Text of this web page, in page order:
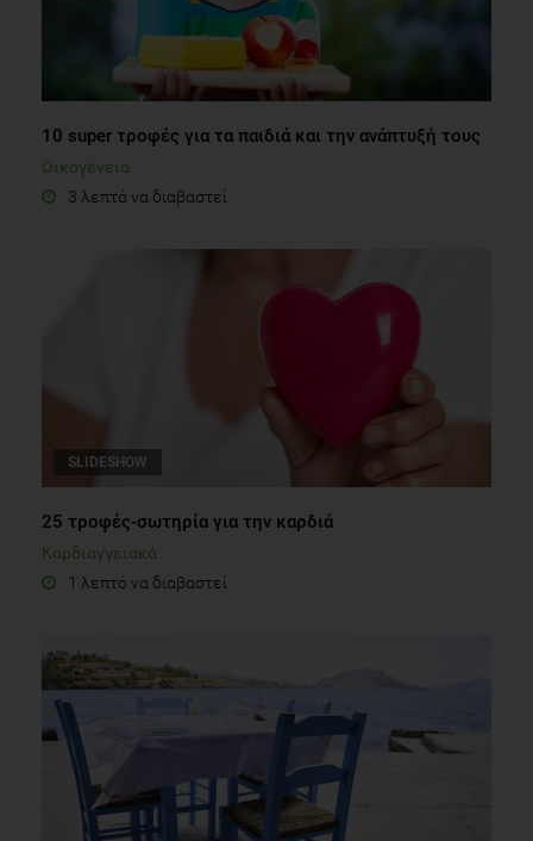
10 super τροφές για τα παιδιά και την ανάπτυξή τους
Οικογένεια
3 λεπτά να διαβαστεί
SLIDESHOW
25 τροφές-σωτηρία για την καρδιά
Καρδιαγγειακά
1 λεπτό να διαβαστεί